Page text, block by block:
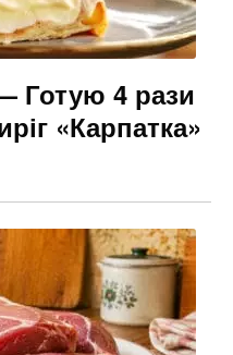
Готую 4 рази
«Карпатка»